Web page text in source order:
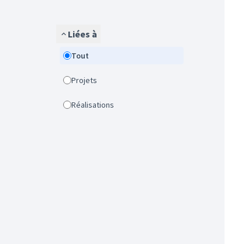
Liées à
Tout
Projets
Réalisations